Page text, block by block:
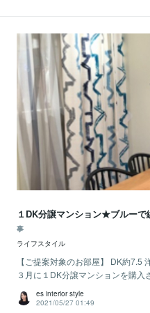
１DK分譲マンション★ブルー
事
ライフスタイル
【ご提案対象のお部屋】 DK約7.5
３月に１DK分譲マンションを購入
es interior style
2021/05/27 01:49